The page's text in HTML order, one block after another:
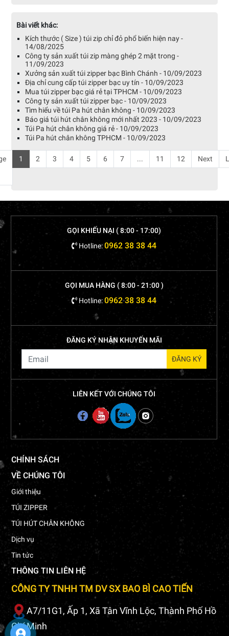
Bài viết khác:
Kích thước ( Size ) túi zip chỉ đỏ phổ biến hiện nay -
14/08/2025
Công ty sản xuất túi zip màng ghép 2 mặt trong -
11/09/2023
Xưởng sản xuất túi zipper bạc Bình Chánh - 10/09/2023
Địa chỉ cung cấp túi zipper bạc uy tín - 10/09/2023
Mua túi zipper bạc giá rẻ tại TPHCM - 10/09/2023
Công ty sản xuất túi zipper bạc - 10/09/2023
Tìm hiểu về túi Pa hút chân không - 10/09/2023
Báo giá túi hút chân không mới nhất 2023 - 10/09/2023
Túi Pa hút chân không giá rẻ - 10/09/2023
Túi Pa hút chân không TPHCM - 10/09/2023
1 2 3 4 5 6 7 ... 11 12 Next
GỌI KHIẾU NẠI ( 8:00 - 17:00)
Hotline:0962 38 38 44
GỌI MUA HÀNG ( 8:00 - 21:00 )
Hotline:0962 38 38 44
ĐĂNG KÝ NHẬN KHUYẾN MÃI
LIÊN KẾT VỚI CHÚNG TÔI
CHÍNH SÁCH
VỀ CHÚNG TÔI
Giới thiệu
TÚI ZIPPER
TÚI HÚT CHÂN KHÔNG
Dịch vụ
Tin tức
THÔNG TIN LIÊN HỆ
CÔNG TY TNHH TM DV SX BAO BÌ CAO TIẾN
A7/11G1, Ấp 1, Xã Tân Vĩnh Lộc, Thành Phố Hồ
Chí Minh